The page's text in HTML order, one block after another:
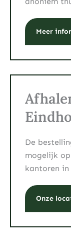
Meer
De
mogelijk
kantoren in
Onze